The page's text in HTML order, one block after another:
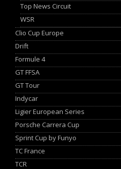
Top News Circuit
WSR
Clio Cup Europe
Drift
Formule 4
GT FFSA
GT Tour
Indycar
Ligier European Series
Porsche Carrera Cup
Sprint Cup by Funyo
TC France
TCR